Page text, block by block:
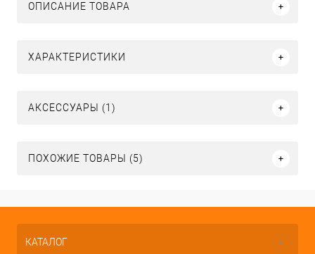
ОПИСАНИЕ ТОВАРА
ХАРАКТЕРИСТИКИ
АКСЕССУАРЫ (1)
ПОХОЖИЕ ТОВАРЫ (5)
КАТАЛОГ